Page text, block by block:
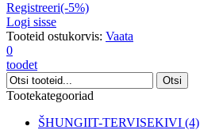
Registreeri(-5%)
Logi sisse
Tooteid ostukorvis: Vaata
0
toodet
Tootekategooriad
ŠHUNGIIT-TERVISEKIVI (4)